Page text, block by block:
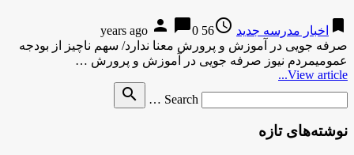
bookmark اخبار مدرسه جدید access_time
56 years ago
person chat_bubble0
صرفه جویی در آموزش و پرورش معنا ندارد/ سهم ناچیز از بودجه
عمومیمردم نیوز صرفه جویی در آموزش و پرورش …
View article...
Search …
search
نوشته‌های تازه